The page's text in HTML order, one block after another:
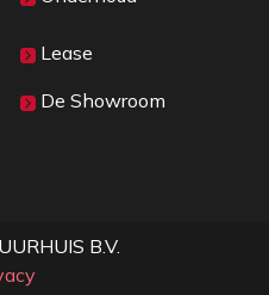
Lease
De Showroom
B.V.